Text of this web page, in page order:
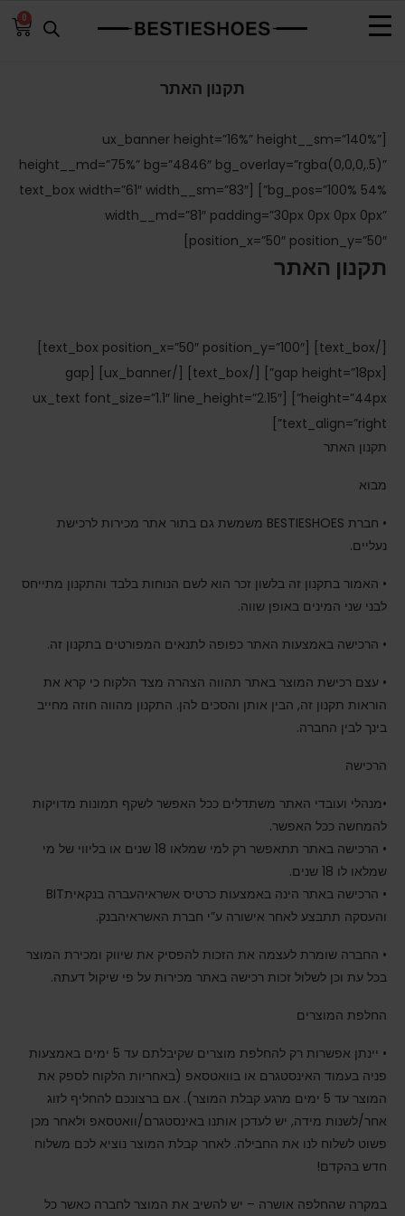
0
תקנון האתר
[ux_banner height=”16%” height__sm=”140%”
height__md=”75%” bg=”4846″ bg_overlay=”rgba(0,0,0,.5)”
bg_pos=”100% 54%”] [text_box width=”61″ width__sm=”83″
width__md=”81″ padding=”30px 0px 0px 0px”
position_x=”50″ position_y=”50″]
תקנון האתר
[gap height=”18px”] [/text_box] [/ux_banner] [gap
height=”44px”] [ux_text font_size=”1.1″ line_height=”2.15″
text_align=”right”]
תקנון האתר
מבוא
• חברת BESTIESHOES משמשת גם בתור אתר מכירות לרכישת
נעליים.
• האמור בתקנון זה בלשון זכר הוא לשם הנוחות בלבד והתקנון מתייחס
לבני שני המינים באופן שווה.
• הרכישה באמצעות האתר כפופה לתנאים המפורטים בתקנון זה.
• עצם רכישת המוצר באתר תהווה הצהרה מצד הלקוח כי קרא את
הוראות תקנון זה, הבין אותן והסכים להן. התקנון מהווה חוזה מחייב
בינך לבין החברה.
הרכישה
•מנהלי ועובדי האתר משתדלים ככל האפשר לשקף תמונות מדויקות
להמחשה ככל האפשר.
• הרכישה באתר תתאפשר רק למי שמלאו 18 שנים או בליווי של מי
שמלאו לו 18 שנים.
• הרכישה באתר הינה באמצעות כרטיס אשראיהעברה בנקאיתBIT
והעסקה תתבצע לאחר אישורה ע”י חברת האשראיהבנק.
• החברה שומרת לעצמה את הזכות להפסיק את שיווק ומכירת המוצר
בכל עת וכן לשלול זכות רכישה באתר מכירות על פי שיקול דעתה.
החלפת המוצרים
• יינתן אפשרות רק להחלפת מוצרים שקיבלתם עד 5 ימים באמצעות
פניה בעמוד האינסטגרם או בוואטסאפ (באחריות הלקוח לספק את
המוצר עד 5 ימים מרגע קבלת המוצר). אם ברצונכם להחליף לזוג
אחר/לשנות מידה, יש לעדכן אותנו באינסטגרם/וואטסאפ ולאחר מכן
פשוט לשלוח לנו את החבילה. לאחר קבלת המוצר נוציא לכם משלוח
חדש בהקדם!
במקרה שהחלפה אושרה – יש להשיב את המוצר לחברה כאשר כל